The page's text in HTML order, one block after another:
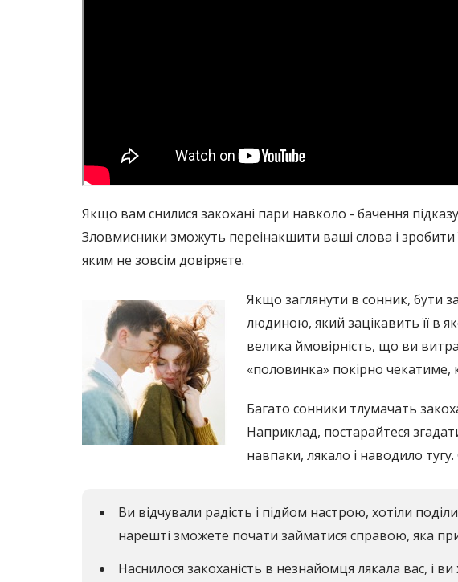
Якщо вам снилися закохані пари навколо - бачення
Зловмисники зможуть переінакшити ваші слова і
яким не зовсім довіряєте.
Якщо заглянути в сонник, бути
людиною, який зацікавить її в
велика ймовірність, що ви
«половинка» покірно чекатиме,
Багато сонники тлумачать
Наприклад, постарайтеся
навпаки, лякало і наводило
Ви відчували радість і підйом настрою, хотіли
нарешті зможете почати займатися справою, яка
Наснилося закоханість в незнайомця лякала вас, і